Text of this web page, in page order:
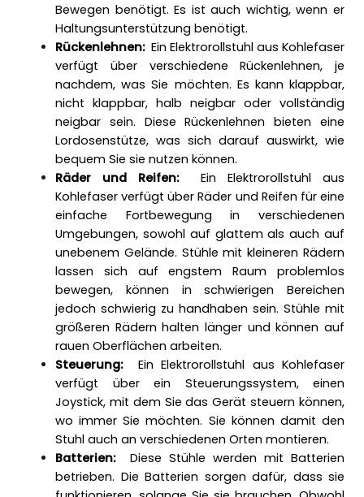
Bewegen benötigt. Es ist auch wichtig, wenn er
Haltungsunterstützung benötigt.
Rückenlehnen: Ein Elektrorollstuhl aus Kohlefaser
verfügt über verschiedene Rückenlehnen, je
nachdem, was Sie möchten. Es kann klappbar,
nicht klappbar, halb neigbar oder vollständig
neigbar sein. Diese Rückenlehnen bieten eine
Lordosenstütze, was sich darauf auswirkt, wie
bequem Sie sie nutzen können.
Räder und Reifen:
Ein Elektrorollstuhl aus
Kohlefaser verfügt über Räder und Reifen für eine
einfache Fortbewegung in verschiedenen
Umgebungen, sowohl auf glattem als auch auf
unebenem Gelände. Stühle mit kleineren Rädern
lassen sich auf engstem Raum problemlos
bewegen, können in schwierigen Bereichen
jedoch schwierig zu handhaben sein. Stühle mit
größeren Rädern halten länger und können auf
rauen Oberflächen arbeiten.
Steuerung:
Ein Elektrorollstuhl aus Kohlefaser
verfügt über ein Steuerungssystem, einen
Joystick, mit dem Sie das Gerät steuern können,
wo immer Sie möchten. Sie können damit den
Stuhl auch an verschiedenen Orten montieren.
Batterien:
Diese Stühle werden mit Batterien
betrieben. Die Batterien sorgen dafür, dass sie